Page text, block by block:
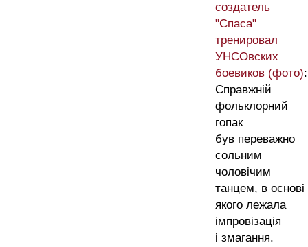
создатель
"Спаса"
тренировал
УНСОвских
боевиков (фото):
Справжній
фольклорний
гопак
був переважно
сольним
чоловічим
танцем, в основі
якого лежала
імпровізація
і змагання.